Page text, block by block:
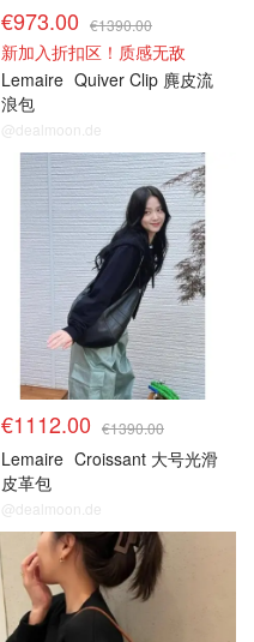
€973.00 €1390.00
新加入折扣区！质感无敌
Lemaire Quiver Clip 麂皮流
浪包
@dealmoon.de
€1112.00 €1390.00
Lemaire Croissant 大号光滑
皮革包
@dealmoon.de